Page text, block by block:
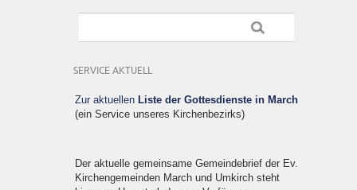
SERVICE AKTUELL
Zur aktuellen Liste der Gottesdienste in March
(ein Service unseres Kirchenbezirks)
Der aktuelle gemeinsame Gemeindebrief der Ev.
Kirchengemeinden March und Umkirch steht